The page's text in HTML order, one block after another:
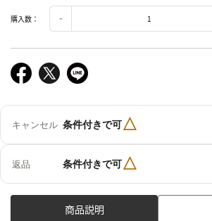
購入数：
キャンセル 条件付きで可△
返品 条件付きで可△
商品説明